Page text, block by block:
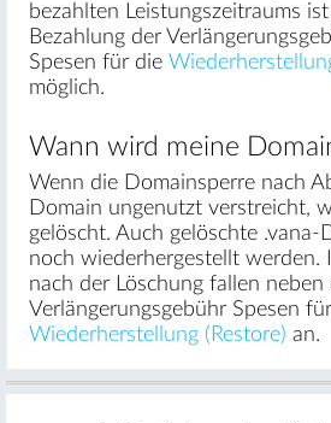
bezahlten Leistungszeitraums
Bezahlung der
Spesen für die
möglich.
Wann wird meine
Wenn die Domainsperre nach
Domain ungenutzt verstreicht,
gelöscht. Auch gelöschte .vana-
noch wiederhergestellt werden.
nach der Löschung fallen neben
Verlängerungsgebühr Spesen
Wiederherstellung (Restore) an.